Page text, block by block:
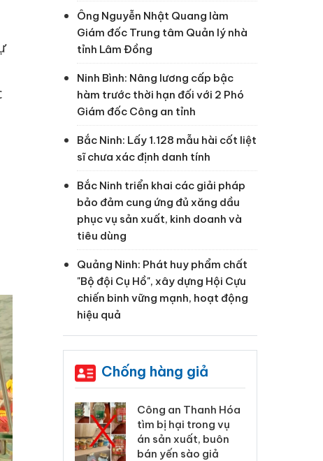
Ông Nguyễn Nhật Quang làm
Giám đốc Trung tâm Quản lý nhà
tỉnh Lâm Đồng
Ninh Bình: Nâng lương cấp bậc
hàm trước thời hạn đối với 2 Phó
Giám đốc Công an tỉnh
Bắc Ninh: Lấy 1.128 mẫu hài cốt liệt
sĩ chưa xác định danh tính
Bắc Ninh triển khai các giải pháp
bảo đảm cung ứng đủ xăng dầu
phục vụ sản xuất, kinh doanh và
tiêu dùng
Quảng Ninh: Phát huy phẩm chất
"Bộ đội Cụ Hồ", xây dựng Hội Cựu
chiến binh vững mạnh, hoạt động
hiệu quả
Chống hàng giả
xử lý 83 vụ vi
mại
7
Công an Thanh Hóa
tìm bị hại trong vụ
án sản xuất, buôn
bán yến sào giả